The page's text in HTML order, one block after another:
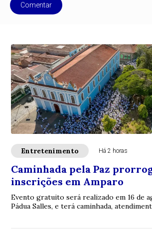
Comentar
Entretenimento Há 2 horas
Caminhada pela Paz
inscrições em Amparo
Evento gratuito será realizado em 16 de
Pádua Salles, e terá caminhada,